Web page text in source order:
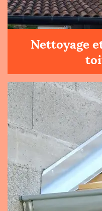
Nettoyage